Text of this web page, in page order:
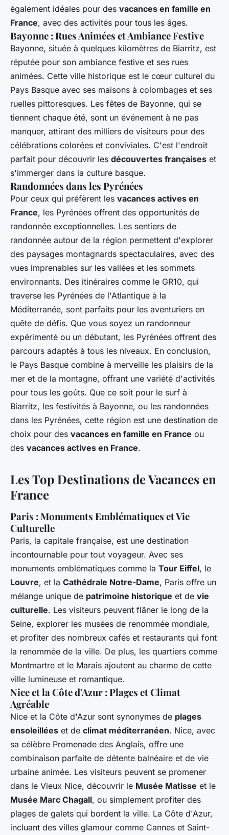
également idéales pour des vacances en famille en
France, avec des activités pour tous les âges.
Bayonne : Rues Animées et Ambiance Festive
Bayonne, située à quelques kilomètres de Biarritz, est
réputée pour son ambiance festive et ses rues
animées. Cette ville historique est le cœur culturel du
Pays Basque avec ses maisons à colombages et ses
ruelles pittoresques. Les fêtes de Bayonne, qui se
tiennent chaque été, sont un événement à ne pas
manquer, attirant des milliers de visiteurs pour des
célébrations colorées et conviviales. C'est l'endroit
parfait pour découvrir les découvertes françaises et
s'immerger dans la culture basque.
Randonnées dans les Pyrénées
Pour ceux qui préfèrent les vacances actives en
France, les Pyrénées offrent des opportunités de
randonnée exceptionnelles. Les sentiers de
randonnée autour de la région permettent d'explorer
des paysages montagnards spectaculaires, avec des
vues imprenables sur les vallées et les sommets
environnants. Des itinéraires comme le GR10, qui
traverse les Pyrénées de l'Atlantique à la
Méditerranée, sont parfaits pour les aventuriers en
quête de défis. Que vous soyez un randonneur
expérimenté ou un débutant, les Pyrénées offrent des
parcours adaptés à tous les niveaux. En conclusion,
le Pays Basque combine à merveille les plaisirs de la
mer et de la montagne, offrant une variété d'activités
pour tous les goûts. Que ce soit pour le surf à
Biarritz, les festivités à Bayonne, ou les randonnées
dans les Pyrénées, cette région est une destination de
choix pour des vacances en famille en France ou
des vacances actives en France.
Les Top Destinations de Vacances en
France
Paris : Monuments Emblématiques et Vie
Culturelle
Paris, la capitale française, est une destination
incontournable pour tout voyageur. Avec ses
monuments emblématiques comme la Tour Eiffel, le
Louvre, et la Cathédrale Notre-Dame, Paris offre un
mélange unique de patrimoine historique et de vie
culturelle. Les visiteurs peuvent flâner le long de la
Seine, explorer les musées de renommée mondiale,
et profiter des nombreux cafés et restaurants qui font
la renommée de la ville. De plus, les quartiers comme
Montmartre et le Marais ajoutent au charme de cette
ville lumineuse et romantique.
Nice et la Côte d'Azur : Plages et Climat
Agréable
Nice et la Côte d'Azur sont synonymes de plages
ensoleillées et de climat méditerranéen. Nice, avec
sa célèbre Promenade des Anglais, offre une
combinaison parfaite de détente balnéaire et de vie
urbaine animée. Les visiteurs peuvent se promener
dans le Vieux Nice, découvrir le Musée Matisse et le
Musée Marc Chagall, ou simplement profiter des
plages de galets qui bordent la ville. La Côte d'Azur,
incluant des villes glamour comme Cannes et Saint-